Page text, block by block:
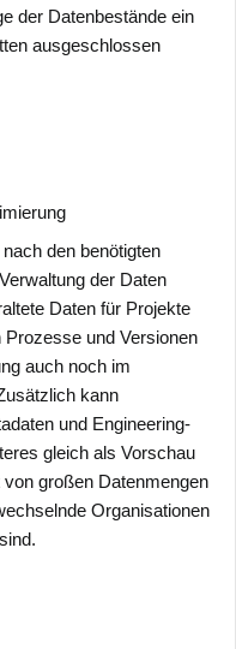
der Datenbestände ein
ausgeschlossen
den benötigten
der Daten
Daten für Projekte
und Versionen
auch noch im
kann
und Engineering-
gleich als Vorschau
großen Datenmengen
Organisationen